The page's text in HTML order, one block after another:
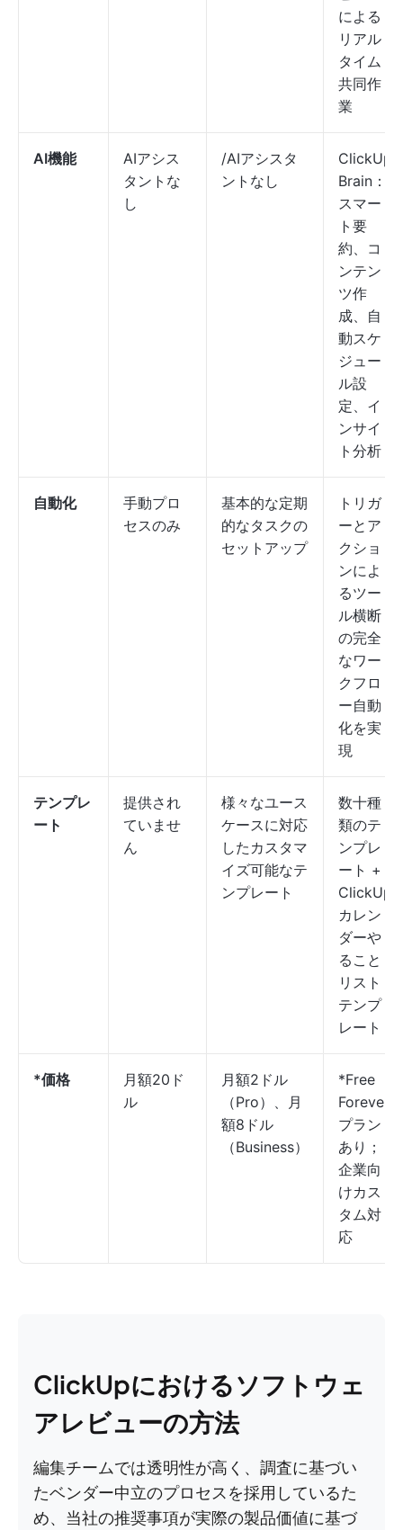
による
リアル
タイム
共同作
業
AI機能
AIアシス
タントな
し
/AIアシスタ
ントなし
ClickUp
Brain：
スマー
ト要
約、コ
ンテン
ツ作
成、自
動スケ
ジュー
ル設
定、イ
ンサイ
ト分析
自動化
手動プロ
セスのみ
基本的な定期
的なタスクの
セットアップ
トリガ
ーとア
クショ
ンによ
るツー
ル横断
の完全
なワー
クフロ
ー自動
化を実
現
テンプレ
ート
提供され
ていませ
ん
様々なユース
ケースに対応
したカスタマ
イズ可能なテ
ンプレート
数十種
類のテ
ンプレ
ート +
ClickUp
カレン
ダーや
ること
リスト
テンプ
レート
*価格
月額20ド
ル
月額2ドル
（Pro）、月
額8ドル
（Business）
*Free
Forever
プラン
あり；
企業向
けカス
タム対
応
ClickUpにおけるソフトウェ
アレビューの方法
編集チームでは透明性が高く、調査に基づい
たベンダー中立のプロセスを採用しているた
め、当社の推奨事項が実際の製品価値に基づ